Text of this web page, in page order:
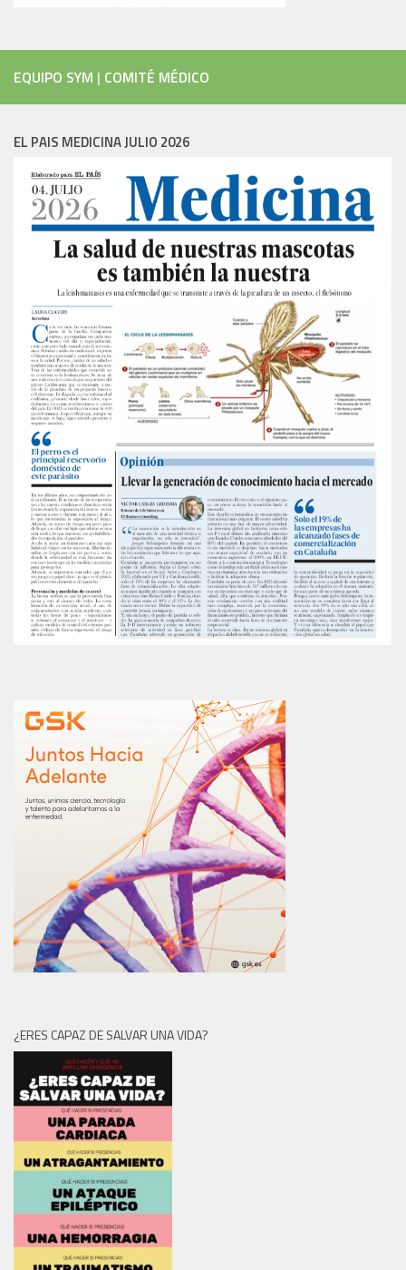
EQUIPO SYM | COMITÉ MÉDICO
EL PAIS MEDICINA JULIO 2026
¿ERES CAPAZ DE SALVAR UNA VIDA?